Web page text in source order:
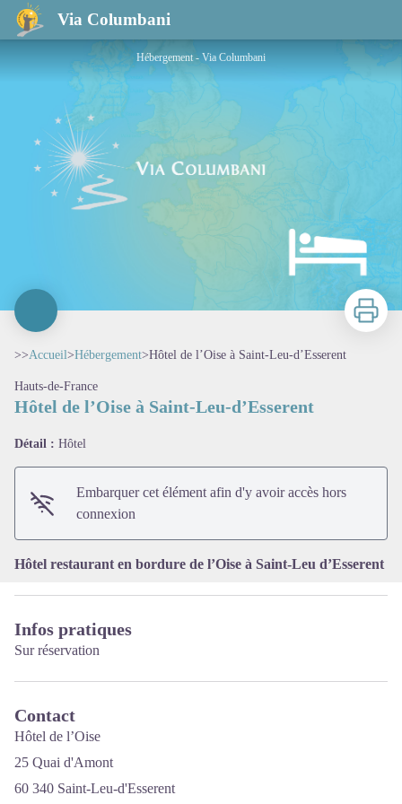
Via Columbani
Hôtel de l’Oise à Saint-Leu-d’Esserent
Hébergement - Via Columbani
Imprimer
>>Accueil>Hébergement>Hôtel de l’Oise à Saint-Leu-d’Esserent
Hauts-de-France
Hôtel de l’Oise à Saint-Leu-d’Esserent
Détail : Hôtel
Embarquer cet élément afin d'y avoir accès hors
connexion
Hôtel restaurant en bordure de l’Oise à Saint-Leu d’Esserent
Infos pratiques
Sur réservation
Contact
Hôtel de l’Oise
25 Quai d'Amont
60 340 Saint-Leu-d'Esserent